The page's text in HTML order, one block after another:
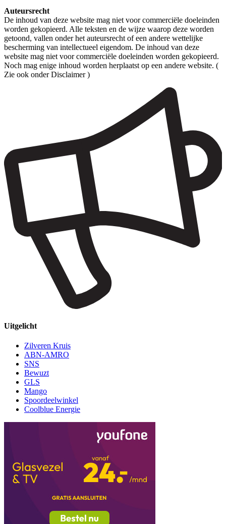
Auteursrecht
De inhoud van deze website mag niet voor commerciële doeleinden
worden gekopieerd. Alle teksten en de wijze waarop deze worden
getoond, vallen onder het auteursrecht of een andere wettelijke
bescherming van intellectueel eigendom. De inhoud van deze
website mag niet voor commerciële doeleinden worden gekopieerd.
Noch mag enige inhoud worden herplaatst op een andere website. (
Zie ook onder Disclaimer )
Uitgelicht
Zilveren Kruis
ABN-AMRO
SNS
Bewuzt
GLS
Mango
Spoordeelwinkel
Coolblue Energie